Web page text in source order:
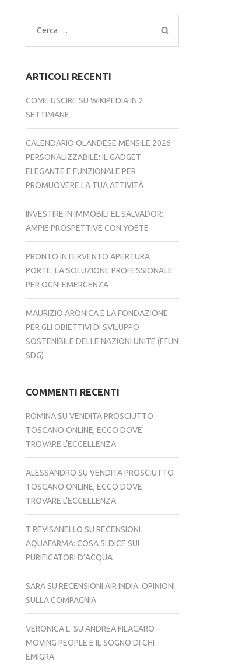
Ricerca
per:
ARTICOLI RECENTI
COME USCIRE SU WIKIPEDIA IN 2
SETTIMANE
CALENDARIO OLANDESE MENSILE 2026
PERSONALIZZABILE: IL GADGET
ELEGANTE E FUNZIONALE PER
PROMUOVERE LA TUA ATTIVITÀ
INVESTIRE IN IMMOBILI EL SALVADOR:
AMPIE PROSPETTIVE CON YOETE
PRONTO INTERVENTO APERTURA
PORTE: LA SOLUZIONE PROFESSIONALE
PER OGNI EMERGENZA
MAURIZIO ARONICA E LA FONDAZIONE
PER GLI OBIETTIVI DI SVILUPPO
SOSTENIBILE DELLE NAZIONI UNITE (FFUN
SDG)
COMMENTI RECENTI
ROMINASU VENDITA PROSCIUTTO
TOSCANO ONLINE, ECCO DOVE
TROVARE L’ECCELLENZA
ALESSANDRO SU VENDITA PROSCIUTTO
TOSCANO ONLINE, ECCO DOVE
TROVARE L’ECCELLENZA
T REVISANELLO SU RECENSIONI
AQUAFARMA: COSA SI DICE SUI
PURIFICATORI D’ACQUA
SARASU RECENSIONI AIR INDIA: OPINIONI
SULLA COMPAGNIA
VERONICA L. SU ANDREA FILACARO –
MOVING PEOPLE E IL SOGNO DI CHI
EMIGRA.